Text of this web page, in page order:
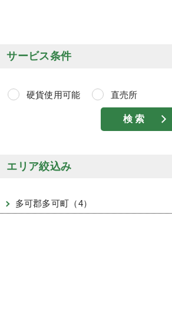
サービス条件
硬貨使用可能 直売所
エリア絞込み
多可郡多可町（4）